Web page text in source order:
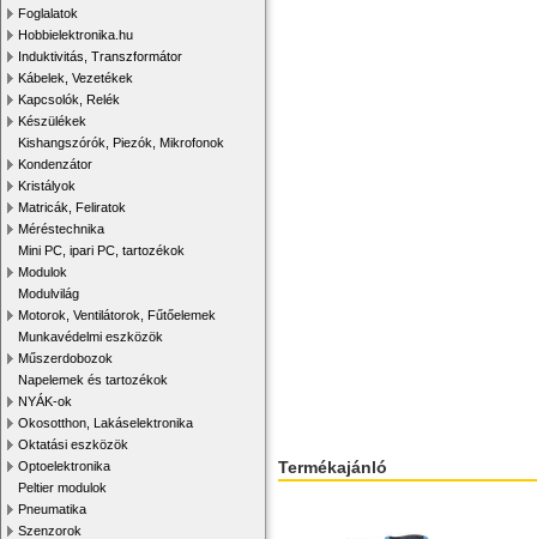
Foglalatok
Hobbielektronika.hu
Induktivitás, Transzformátor
Kábelek, Vezetékek
Kapcsolók, Relék
Készülékek
Kishangszórók, Piezók, Mikrofonok
Kondenzátor
Kristályok
Matricák, Feliratok
Méréstechnika
Mini PC, ipari PC, tartozékok
Modulok
Modulvilág
Motorok, Ventilátorok, Fűtőelemek
Munkavédelmi eszközök
Műszerdobozok
Napelemek és tartozékok
NYÁK-ok
Okosotthon, Lakáselektronika
Oktatási eszközök
Optoelektronika
Peltier modulok
Pneumatika
Szenzorok
Termékajánló